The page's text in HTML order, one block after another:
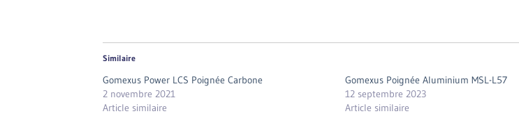
Similaire
Gomexus Power LCS Poignée Carbone
2 novembre 2021
Article similaire
Gomexus Poignée Aluminium MSL-L57
12 septembre 2023
Article similaire